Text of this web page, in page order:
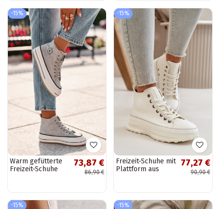
-15%
Warm gefütterte
Freizeit-Schuhe
blau
73,87 €
86,90 €
-15%
Freizeit-Schuhe mit
Plattform aus
77,27 €
90,90 €
-15% -15%